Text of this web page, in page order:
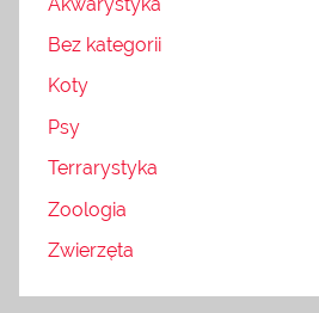
Bez kategorii
Koty
Psy
Terrarystyka
Zoologia
Zwierzęta